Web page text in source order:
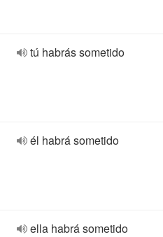
tú habrás sometido
él habrá sometido
ella habrá sometido